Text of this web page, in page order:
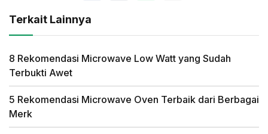
Terkait Lainnya
8 Rekomendasi Microwave Low Watt yang Sudah
Terbukti Awet
5 Rekomendasi Microwave Oven Terbaik dari Berbagai
Merk